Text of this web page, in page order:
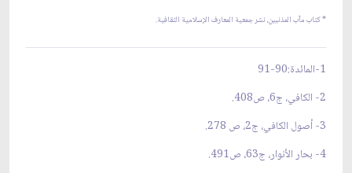
* كتاب مآب المذنبين، نشر جمعية المعارف الإسلامية الثقافية.
1-المائدة:90-91
2- الكافي، ج6، ص408.
3- أصول الكافي، ج2، ص 278.
4- بحار الأنوار، ج63، ص491.